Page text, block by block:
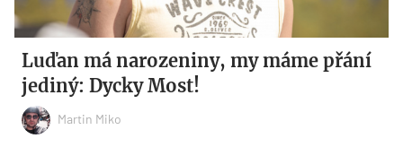
Luďan má narozeniny, my máme přání
jediný: Dycky Most!
Martin Miko